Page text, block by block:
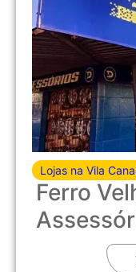
Lojas na Vila
Ferro